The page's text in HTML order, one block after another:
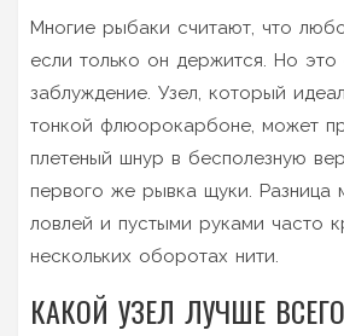
Многие рыбаки считают, что
если только он держится. Но это
заблуждение. Узел, который
тонкой флюорокарбоне, может
плетеный шнур в бесполезную
первого же рывка щуки. Разница
ловлей и пустыми руками часто
нескольких оборотах нити.
КАКОЙ УЗЕЛ ЛУЧШЕ